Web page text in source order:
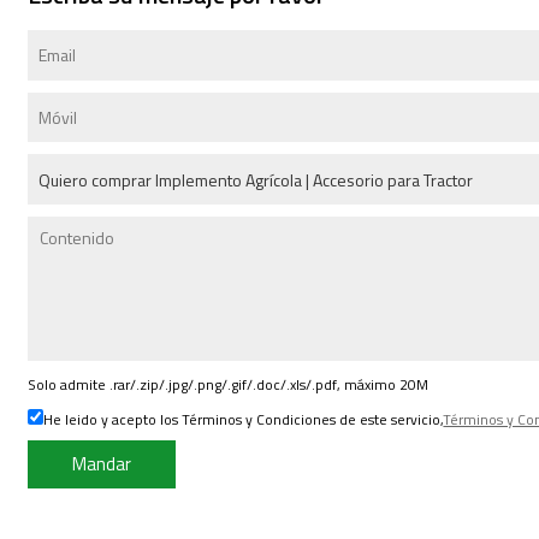
Solo admite .rar/.zip/.jpg/.png/.gif/.doc/.xls/.pdf, máximo 20M
He leido y acepto los Términos y Condiciones de este servicio,Términos y
Mandar